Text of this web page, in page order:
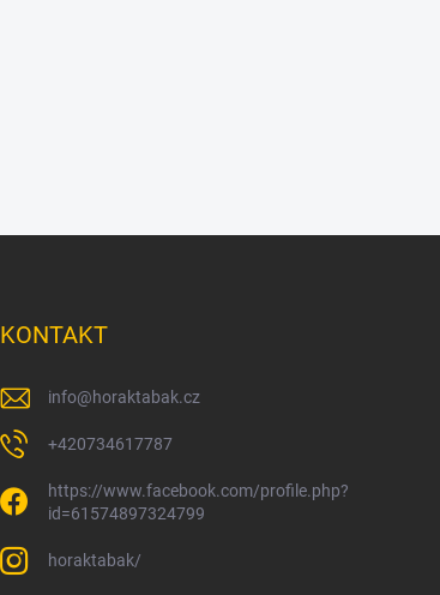
KONTAKT
info@horaktabak.cz
+420734617787
https://www.facebook.com/profile.php?
id=61574897324799
horaktabak/